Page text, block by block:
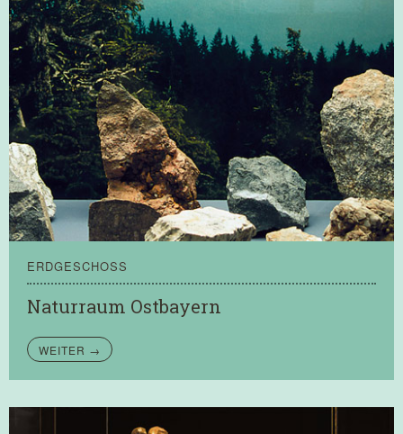
ERDGESCHOSS
Naturraum Ostbayern
WEITER →